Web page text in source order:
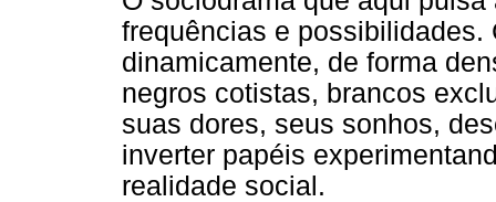
frequências e
dinamicamente, de forma
negros cotistas, brancos
suas dores, seus sonhos,
inverter papéis
realidade social.